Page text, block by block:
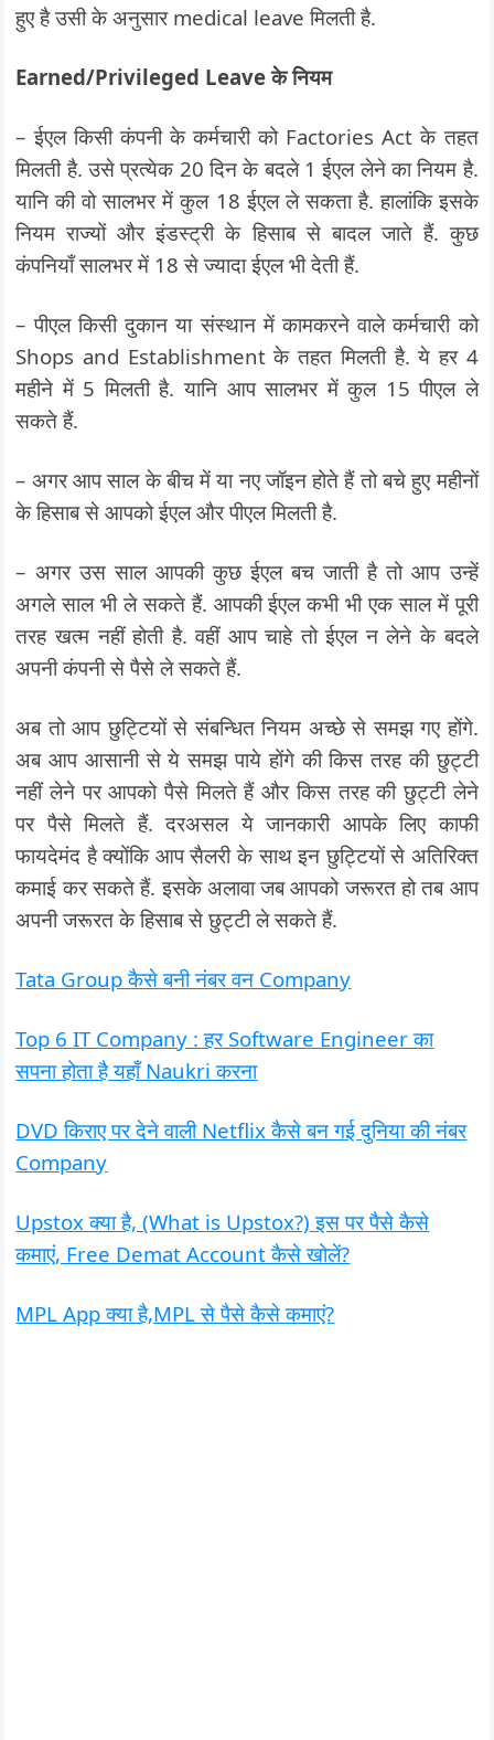
हुए है उसी के अनुसार medical leave मिलती है.
Earned/Privileged Leave के नियम
– ईएल किसी कंपनी के कर्मचारी को Factories Act के तहत
मिलती है. उसे प्रत्येक 20 दिन के बदले 1 ईएल लेने का नियम है.
यानि की वो सालभर में कुल 18 ईएल ले सकता है. हालांकि इसके
नियम राज्यों और इंडस्ट्री के हिसाब से बादल जाते हैं. कुछ
कंपनियाँ सालभर में 18 से ज्यादा ईएल भी देती हैं.
– पीएल किसी दुकान या संस्थान में कामकरने वाले कर्मचारी को
Shops and Establishment के तहत मिलती है. ये हर 4
महीने में 5 मिलती है. यानि आप सालभर में कुल 15 पीएल ले
सकते हैं.
– अगर आप साल के बीच में या नए जॉइन होते हैं तो बचे हुए महीनों
के हिसाब से आपको ईएल और पीएल मिलती है.
– अगर उस साल आपकी कुछ ईएल बच जाती है तो आप उन्हें
अगले साल भी ले सकते हैं. आपकी ईएल कभी भी एक साल में पूरी
तरह खत्म नहीं होती है. वहीं आप चाहे तो ईएल न लेने के बदले
अपनी कंपनी से पैसे ले सकते हैं.
अब तो आप छुट्टियों से संबन्धित नियम अच्छे से समझ गए होंगे.
अब आप आसानी से ये समझ पाये होंगे की किस तरह की छुट्टी
नहीं लेने पर आपको पैसे मिलते हैं और किस तरह की छुट्टी लेने
पर पैसे मिलते हैं. दरअसल ये जानकारी आपके लिए काफी
फायदेमंद है क्योंकि आप सैलरी के साथ इन छुट्टियों से अतिरिक्त
कमाई कर सकते हैं. इसके अलावा जब आपको जरूरत हो तब आप
अपनी जरूरत के हिसाब से छुट्टी ले सकते हैं.
Tata Group कैसे बनी नंबर वन Company
Top 6 IT Company : हर Software Engineer का
सपना होता है यहाँ Naukri करना
DVD किराए पर देने वाली Netflix कैसे बन गई दुनिया की नंबर
Company
Upstox क्या है, (What is Upstox?) इस पर पैसे कैसे
कमाएं, Free Demat Account कैसे खोलें?
MPL App क्या है,MPL से पैसे कैसे कमाएं?